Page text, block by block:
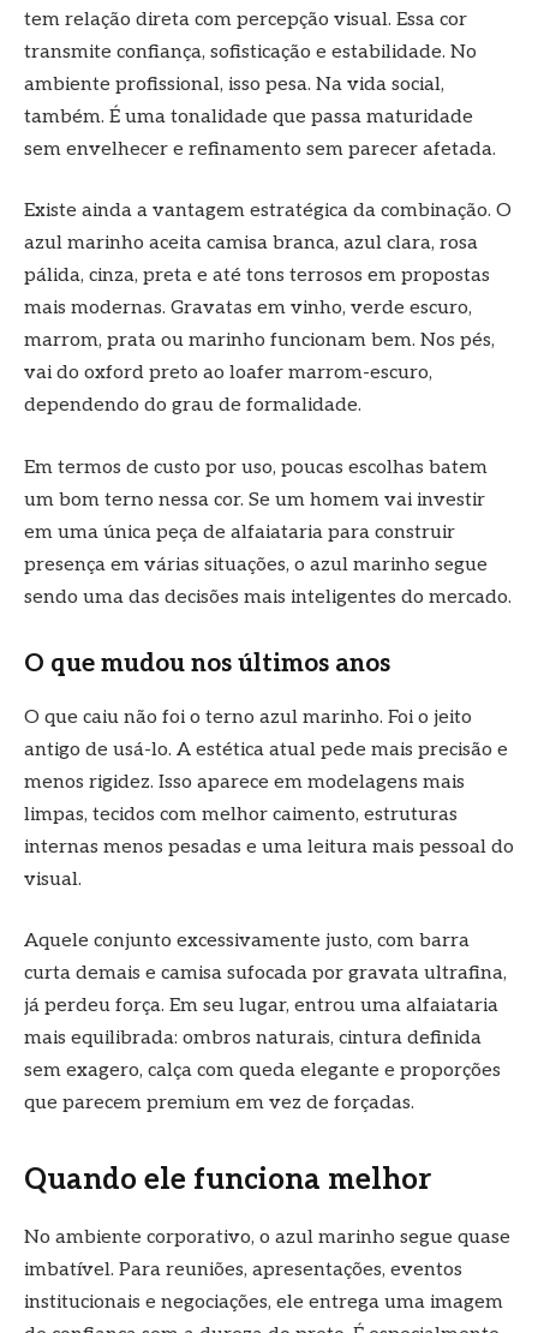
tem relação direta com percepção visual. Essa cor
transmite confiança, sofisticação e estabilidade. No
ambiente profissional, isso pesa. Na vida social,
também. É uma tonalidade que passa maturidade
sem envelhecer e refinamento sem parecer afetada.
Existe ainda a vantagem estratégica da combinação. O
azul marinho aceita camisa branca, azul clara, rosa
pálida, cinza, preta e até tons terrosos em propostas
mais modernas. Gravatas em vinho, verde escuro,
marrom, prata ou marinho funcionam bem. Nos pés,
vai do oxford preto ao loafer marrom-escuro,
dependendo do grau de formalidade.
Em termos de custo por uso, poucas escolhas batem
um bom terno nessa cor. Se um homem vai investir
em uma única peça de alfaiataria para construir
presença em várias situações, o azul marinho segue
sendo uma das decisões mais inteligentes do mercado.
O que mudou nos últimos anos
O que caiu não foi o terno azul marinho. Foi o jeito
antigo de usá-lo. A estética atual pede mais precisão e
menos rigidez. Isso aparece em modelagens mais
limpas, tecidos com melhor caimento, estruturas
internas menos pesadas e uma leitura mais pessoal do
visual.
Aquele conjunto excessivamente justo, com barra
curta demais e camisa sufocada por gravata ultrafina,
já perdeu força. Em seu lugar, entrou uma alfaiataria
mais equilibrada: ombros naturais, cintura definida
sem exagero, calça com queda elegante e proporções
que parecem premium em vez de forçadas.
Quando ele funciona melhor
No ambiente corporativo, o azul marinho segue quase
imbatível. Para reuniões, apresentações, eventos
institucionais e negociações, ele entrega uma imagem